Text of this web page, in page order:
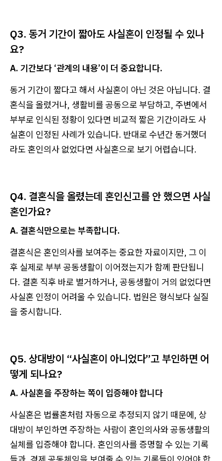
Q3. 동거 기간이 짧아도 사실혼이 인정될 수 있나
요?
A. 기간보다 ‘관계의 내용’이 더 중요합니다.
동거 기간이 짧다고 해서 사실혼이 아닌 것은 아닙니다. 결
혼식을 올렸거나, 생활비를 공동으로 부담하고, 주변에서
부부로 인식된 정황이 있다면 비교적 짧은 기간이라도 사
실혼이 인정된 사례가 있습니다. 반대로 수년간 동거했더
라도 혼인의사 없었다면 사실혼으로 보기 어렵습니다.
Q4. 결혼식을 올렸는데 혼인신고를 안 했으면 사실
혼인가요?
A. 결혼식만으로는 부족합니다.
결혼식은 혼인의사를 보여주는 중요한 자료이지만, 그 이
후 실제로 부부 공동생활이 이어졌는지가 함께 판단됩니
다. 결혼 직후 바로 별거하거나, 공동생활이 거의 없었다면
사실혼 인정이 어려울 수 있습니다. 법원은 형식보다 실질
을 중시합니다.
Q5. 상대방이 “사실혼이 아니었다”고 부인하면 어
떻게 되나요?
A. 사실혼을 주장하는 쪽이 입증해야 합니다
사실혼은 법률혼처럼 자동으로 추정되지 않기 때문에, 상
대방이 부인하면 주장하는 사람이 혼인의사와 공동생활의
실체를 입증해야 합니다. 혼인의사를 증명할 수 있는 기록